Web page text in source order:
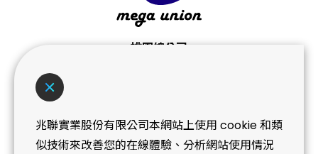
兆聯實業股份有限公司本網站上使用 cookie 和類
似技術來改善您的在線體驗、分析網站使用情況
桃園總公司
No. 439-3, Taoying Rd., Taoyuan Dist.,
T+886 (3) 362-0101